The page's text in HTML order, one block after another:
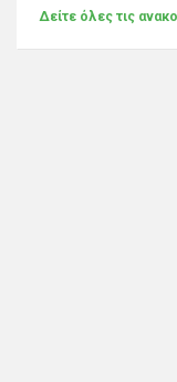
Δείτε όλες τις